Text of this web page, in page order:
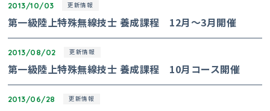
2013/10/03 更新情報
第一級陸上特殊無線技士 養成課程 12月～3月開催
2013/08/02 更新情報
第一級陸上特殊無線技士 養成課程 10月コース開催
2013/06/28 更新情報